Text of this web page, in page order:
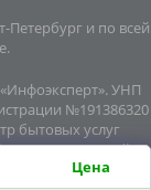
Цена
Петербург и по всей
.
УНП
№191386320
бытовых услуг
адрес: подземный
г. Минск, 220030.